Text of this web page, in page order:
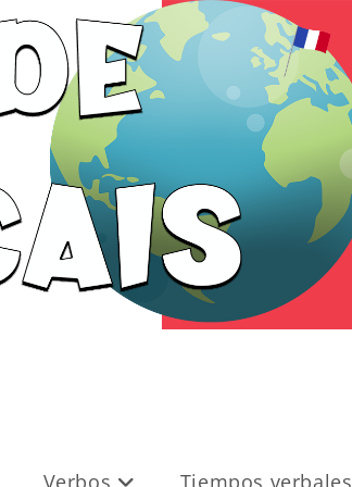
Verbos Tiempos verbales